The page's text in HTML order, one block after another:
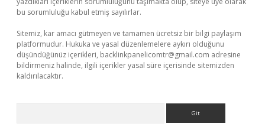
bu sorumluluğu kabul etmiş sayılırlar.
Sitemiz, kar amacı gütmeyen ve tamamen ücretsiz bir bilgi paylaşım
platformudur. Hukuka ve yasal düzenlemelere aykırı olduğunu
düşündüğünüz içerikleri, backlinkpanelicomtr@gmail.com adresine
bildirmeniz halinde, ilgili içerikler yasal süre içerisinde sitemizden
kaldırılacaktır.